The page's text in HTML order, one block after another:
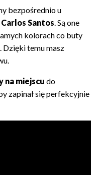
bezpośrednio u
Carlos Santos. Są one
kolorach co buty
Dzięki temu masz
na miejscu do
zapinał się perfekcyjnie